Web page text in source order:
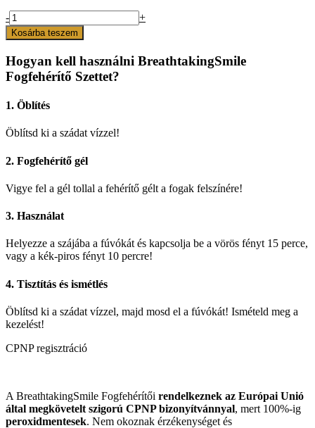
BreathtakingSmile
Fogfehérítő
Szett
20
Alkalomra
mennyiség
- +
Kosárba teszem
Hogyan kell használni BreathtakingSmile
Fogfehérítő Szettet?
1. Öblítés
Öblítsd ki a szádat vízzel!
2. Fogfehérítő gél
Vigye fel a gél tollal a fehérítő gélt a fogak felszínére!
3. Használat
Helyezze a szájába a fúvókát és kapcsolja be a vörös fényt 15 perce,
vagy a kék-piros fényt 10 percre!
4. Tisztítás és ismétlés
Öblítsd ki a szádat vízzel, majd mosd el a fúvókát! Ismételd meg a
kezelést!
CPNP regisztráció
A BreathtakingSmile Fogfehérítői rendelkeznek az Európai Unió
által megkövetelt szigorú CPNP bizonyítvánnyal, mert 100%-ig
peroxidmentesek. Nem okoznak érzékenységet és